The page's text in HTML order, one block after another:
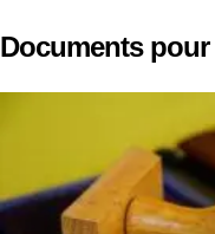
Documents